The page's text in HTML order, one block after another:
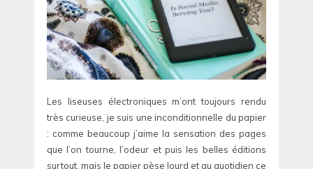
Les liseuses électroniques m’ont toujours rendu
très curieuse, je suis une inconditionnelle du papier
: comme beaucoup j’aime la sensation des pages
que l’on tourne, l’odeur et puis les belles éditions
surtout, mais le papier pèse lourd et au quotidien ce